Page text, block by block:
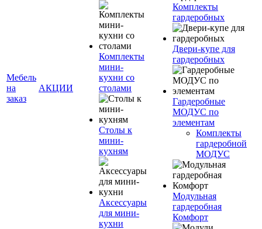
Мебель
на
заказ
АКЦИИ
Комплекты
мини-
кухни со
столами
Столы к
мини-
кухням
Аксессуары
для мини-
кухни
Комплекты
гардеробных
Двери-купе для
гардеробных
Гардеробные
МОДУС по
элементам
Комплекты
гардеробной
МОДУС
Модульная
гардеробная
Комфорт